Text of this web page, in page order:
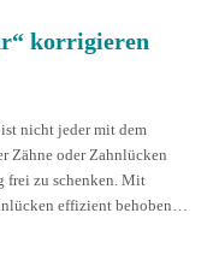
korrigieren
nicht jeder mit dem
Zähne oder Zahnlücken
frei zu schenken. Mit
effizient behoben…